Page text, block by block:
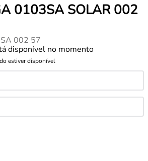
0103SA SOLAR 002
002 57
disponível no momento
estiver disponível